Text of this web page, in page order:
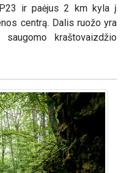
ir paėjus 2 km kyla į
centrą. Dalis ruožo yra
saugomo kraštovaizdžio